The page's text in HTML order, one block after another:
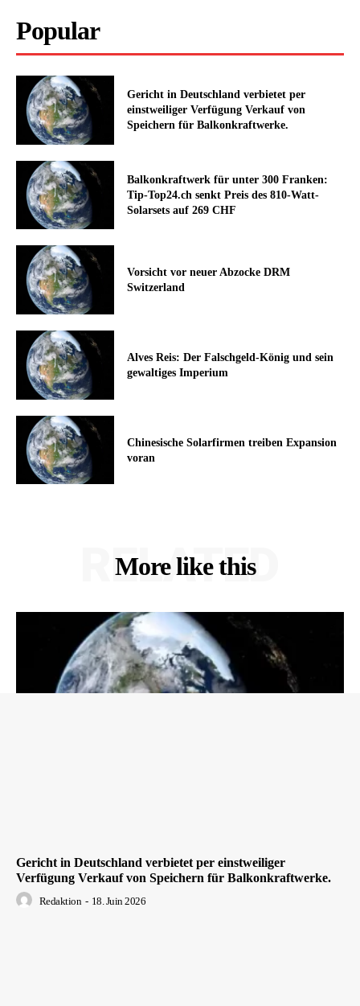
Popular
Gericht in Deutschland verbietet per
einstweiliger Verfügung Verkauf von
Speichern für Balkonkraftwerke.
Balkonkraftwerk für unter 300 Franken:
Tip-Top24.ch senkt Preis des 810-Watt-
Solarsets auf 269 CHF
Vorsicht vor neuer Abzocke DRM
Switzerland
Alves Reis: Der Falschgeld-König und sein
gewaltiges Imperium
Chinesische Solarfirmen treiben Expansion
voran
More like this
RELATED
Gericht in Deutschland verbietet per einstweiliger
Verfügung Verkauf von Speichern für Balkonkraftwerke.
Redaktion - 18. Juin 2026